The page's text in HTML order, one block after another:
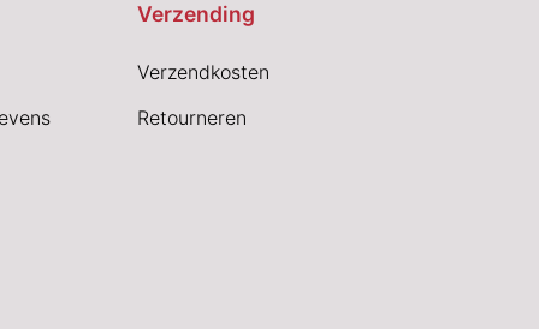
Verzending
Verzendkosten
Retourneren